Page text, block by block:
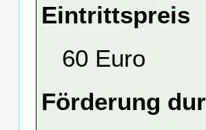
Eintrittspreis
60 Euro
Förderung